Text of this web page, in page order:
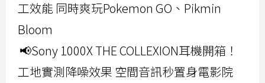
工效能 同時爽玩Pokemon GO、Pikmin
Bloom
📢Sony 1000X THE COLLEXION耳機開箱！
工地實測降噪效果 空間音訊秒置身電影院